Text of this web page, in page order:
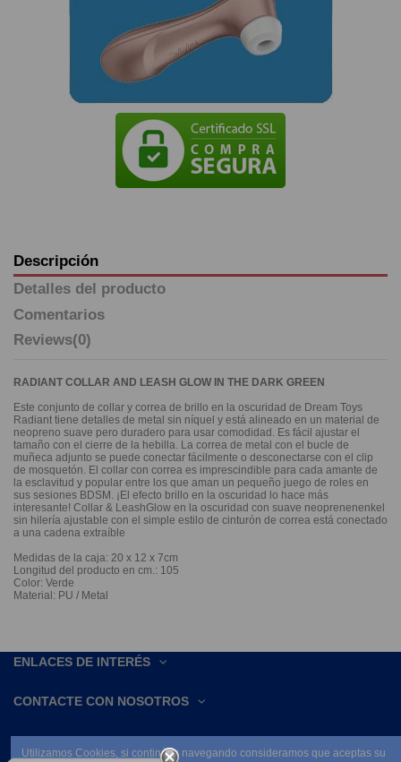
Descripción
Detalles del producto
Comentarios
Reviews(0)
RADIANT COLLAR AND LEASH GLOW IN THE DARK GREEN
Este conjunto de collar y correa de brillo en la oscuridad de Dream Toys
Radiant tiene detalles de metal sin níquel y está alineado en un material de
neopreno suave pero duradero para usar comodidad. Es fácil ajustar el
tamaño con el cierre de la hebilla. La correa de metal con el bucle de
muñeca adjunto se puede conectar fácilmente o desconectarse con el clip
de mosquetón. El collar con correa es imprescindible para cada amante de
la esclavitud y popular entre los que aman un pequeño juego de roles en
sus sesiones BDSM. ¡El efecto brillo en la oscuridad lo hace más
interesante! Collar & LeashGlow en la oscuridad con suave neoprenenenkel
sin hilería ajustable con el simple estilo de cinturón de correa está conectado
a una cadena extraíble
Medidas de la caja: 20 x 12 x 7cm
Longitud del producto en cm.: 105
Color: Verde
Material: PU / Metal
ENLACES DE INTERÉS
CONTACTE CON NOSOTROS
Utilizamos Cookies, si continúas navegando consideramos que aceptas su